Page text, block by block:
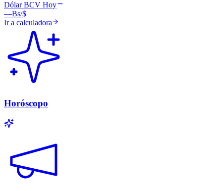
Dólar BCV Hoy
—Bs/$
Ir a calculadora
Horóscopo